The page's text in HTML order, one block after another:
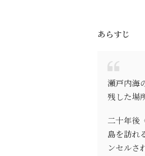
あらすじ
瀬戸内海
残した場
二十年後
島を訪れ
ンセルさ